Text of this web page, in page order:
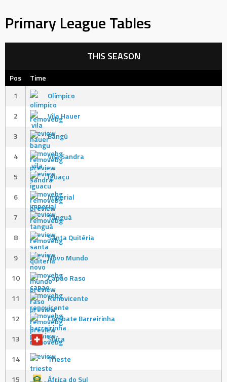
Primary League Tables
THIS SEASON
Pos
Time
1
Olímpico
2
Vila Hauer
3
Bangú
4
Vila Sandra
5
Iguaçu
6
Imperial
7
Tanguá
8
Santa Quitéria
9
Novo Mundo
10
Capão Raso
11
Renovicente
12
Combate Barreirinha
13
Suíça
14
Trieste
15
África do Sul